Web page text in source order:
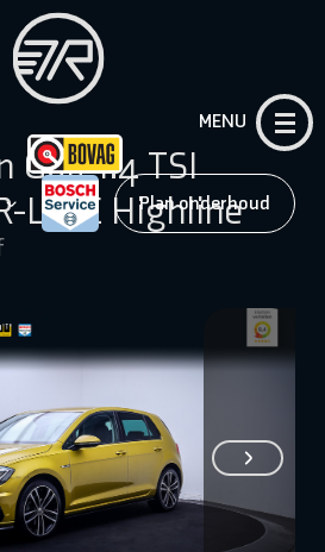
Plan onderhoud
MENU
Golf 1.4 TSI
LINE Highline